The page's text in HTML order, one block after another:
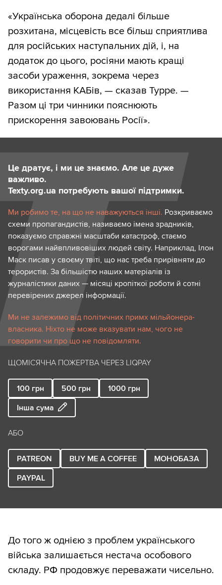
«Українська оборона дедалі більше
розхитана, місцевість все більш сприятлива
для російських наступальних дій, і, на
додаток до цього, росіяни мають кращі
засоби ураження, зокрема через
використання КАБів, — сказав Турре. —
Разом ці три чинники пояснюють
прискорення завоювань Росії».
Це дратує, і ми це знаємо. Але це дуже
важливо.
Texty.org.ua потребують вашої підтримки.
Ми робимо те, на що не наважуються інші. Розкриваємо
схеми пропагандистів, називаємо імена зрадників,
показуємо справжні масштаби катастроф, стаємо
ворогами найвпливовіших людей світу. Наприклад, Ілон
Маск писав у своєму твіті, що нас треба прирівняти до
терористів. За більшістю наших матеріалів із
журналістики даних — місяці кропіткої роботи й сотні
перевірених джерел інформації.
Ми не залежимо від політичних примх мільйонера-
власника. Ніхто не може вказувати нам, чого не
говорити чи про що не повідомляти.
ЩОМІСЯЧНА ПОЖЕРТВА ЧЕРЕЗ LIQPAY
100 грн 500 грн 1000 грн
Інша сума
АБО
PATREON BUY ME A COFFEE
МОНОБАЗА
PAYPAL
До того ж однією з проблем українського
війська залишається нестача особового
складу. РФ продовжує переважати чисельно.